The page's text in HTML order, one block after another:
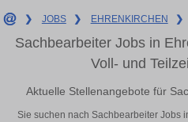
❯ JOBS ❯ EHRENKIRCHEN ❯
Sachbearbeiter Jobs in
Voll- und
Aktuelle Stellenangebote für
Sie suchen nach Sachbearbeiter Jobs